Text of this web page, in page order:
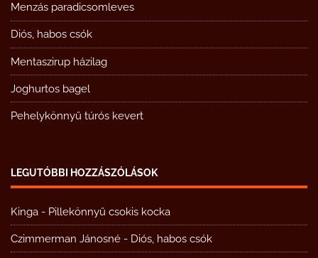
Menzás paradicsomleves
Diós, habos csók
Mentaszirup házilag
Joghurtos bagel
Pehelykönnyű túrós kevert
LEGUTÓBBI HOZZÁSZÓLÁSOK
Kinga - Pillekönnyű csokis kocka
Czimmerman Jánosné - Diós, habos csók